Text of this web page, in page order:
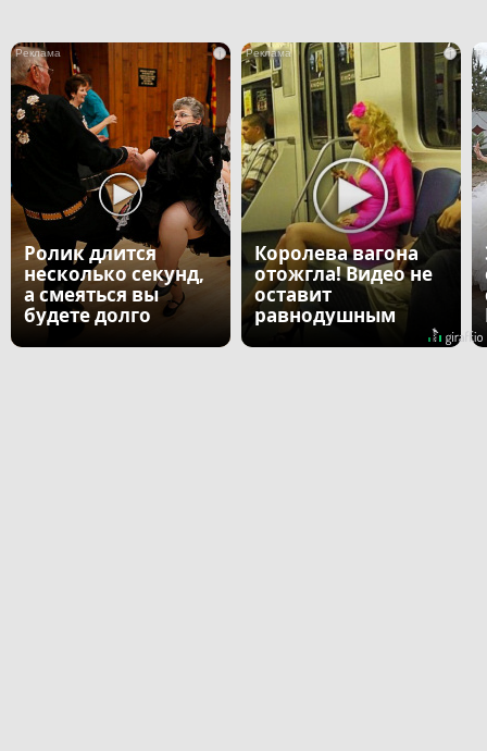
i
Ролик длится
несколько секунд,
а смеяться вы
будете долго
i
Королева вагона
отожгла! Видео не
оставит
равнодушным